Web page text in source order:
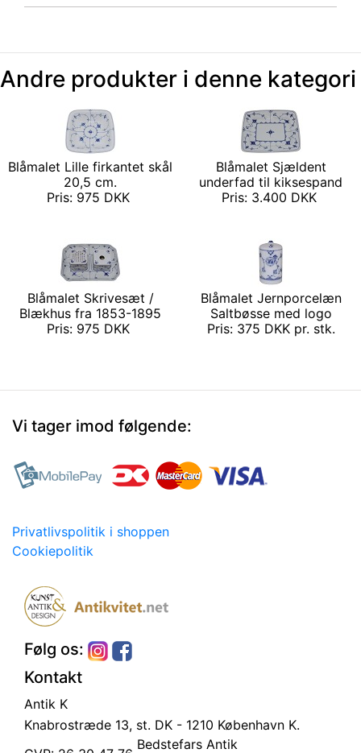
Andre produkter i denne kategori
Blåmalet Lille firkantet skål
20,5 cm.
Pris: 975 DKK
Blåmalet Sjældent
underfad til kiksespand
Pris: 3.400 DKK
Blåmalet Skrivesæt /
Blækhus fra 1853-1895
Pris: 975 DKK
Blåmalet Jernporcelæn
Saltbøsse med logo
Pris: 375 DKK pr. stk.
Vi tager imod følgende:
Privatlivspolitik i shoppen
Cookiepolitik
Følg os:
Kontakt
Antik K
Knabrostræde 13, st. DK - 1210 København K.
Bedstefars Antik